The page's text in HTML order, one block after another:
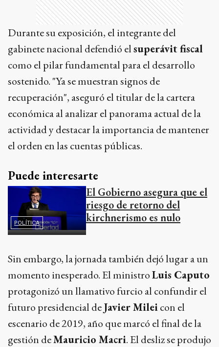
Durante su exposición, el integrante del
gabinete nacional defendió elsuperávit fiscal
como el pilar fundamental para el desarrollo
sostenido. "Ya se muestran signos de
recuperación", aseguró el titular de la cartera
económica al analizar el panorama actual de la
actividad y destacar la importancia de mantener
el orden en las cuentas públicas.
Puede interesarte
POLÍTICA
El Gobierno asegura que el
riesgo de retorno del
kirchnerismo es nulo
Sin embargo, la jornada también dejó lugar a un
momento inesperado. El ministroLuis Caputo
protagonizó un llamativo furcio al confundir el
futuro presidencial deJavier Mileicon el
escenario de 2019, año que marcó el final de la
gestión deMauricio Macri. El desliz se produjo